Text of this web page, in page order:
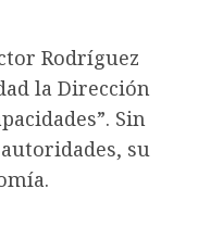
Rodríguez
la Dirección
Sin
su